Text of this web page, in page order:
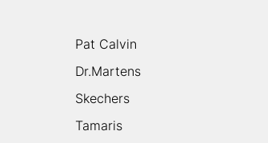
Pat Calvin
Dr.Martens
Skechers
Tamaris